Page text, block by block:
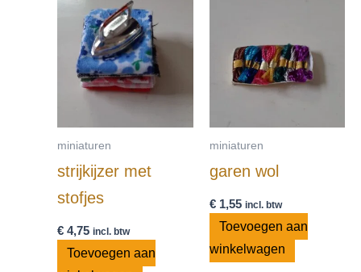
miniaturen
strijkijzer met
stofjes
€ 4,75 incl. btw
Toevoegen aan
miniaturen
garen wol
€1,55 incl. btw
Toevoegen aan
winkelwagen